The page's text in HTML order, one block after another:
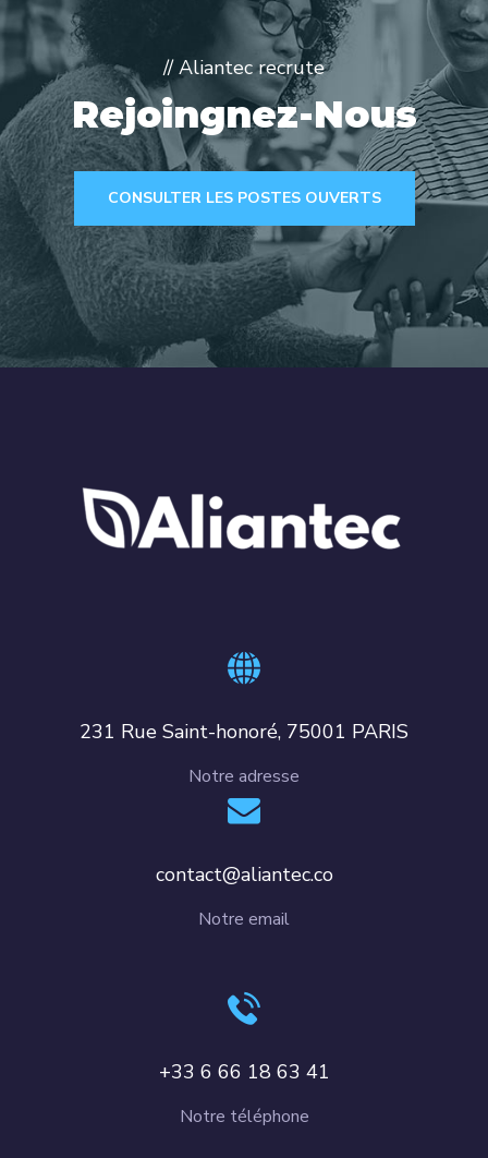
// Aliantec recrute
Rejoingnez-Nous
CONSULTER LES POSTES OUVERTS
231 Rue Saint-honoré, 75001 PARIS
Notre adresse
contact@aliantec.co
Notre email
+33 6 66 18 63 41
Notre téléphone